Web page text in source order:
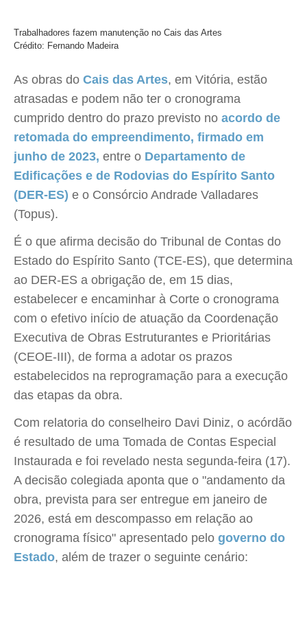
Trabalhadores fazem manutenção no Cais das Artes
Crédito: Fernando Madeira
As obras do Cais das Artes, em Vitória, estão
atrasadas e podem não ter o cronograma
cumprido dentro do prazo previsto no acordo de
retomada do empreendimento, firmado em
junho de 2023, entre o Departamento de
Edificações e de Rodovias do Espírito Santo
(DER-ES) e o Consórcio Andrade Valladares
(Topus).
É o que afirma decisão do Tribunal de Contas do
Estado do Espírito Santo (TCE-ES), que determina
ao DER-ES a obrigação de, em 15 dias,
estabelecer e encaminhar à Corte o cronograma
com o efetivo início de atuação da Coordenação
Executiva de Obras Estruturantes e Prioritárias
(CEOE-III), de forma a adotar os prazos
estabelecidos na reprogramação para a execução
das etapas da obra.
Com relatoria do conselheiro Davi Diniz, o acórdão
é resultado de uma Tomada de Contas Especial
Instaurada e foi revelado nesta segunda-feira (17).
A decisão colegiada aponta que o "andamento da
obra, prevista para ser entregue em janeiro de
2026, está em descompasso em relação ao
cronograma físico" apresentado pelo governo do
Estado, além de trazer o seguinte cenário: